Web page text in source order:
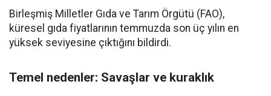
Birleşmiş Milletler Gıda ve Tarım Örgütü (FAO),
küresel gıda fiyatlarının temmuzda son üç yılın en
yüksek seviyesine çıktığını bildirdi.
Temel nedenler: Savaşlar ve kuraklık